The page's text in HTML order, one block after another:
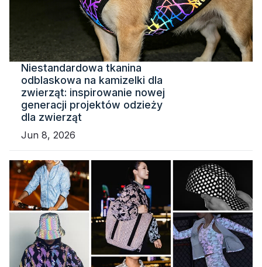
Niestandardowa tkanina
odblaskowa na kamizelki dla
zwierząt: inspirowanie nowej
generacji projektów odzieży
dla zwierząt
Jun 8, 2026